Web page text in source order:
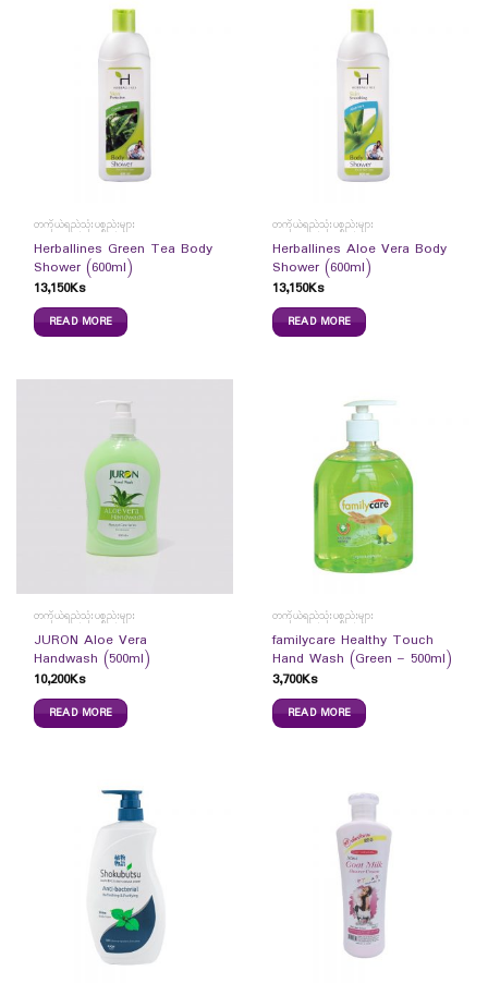
တကိုယ်ရည်သုံးပစ္စည်းများ
Herballines Green Tea Body
Shower (600ml)
13,150Ks
READ MORE
တကိုယ်ရည်သုံးပစ္စည်းများ
Herballines Aloe Vera Body
Shower (600ml)
13,150Ks
READ MORE
တကိုယ်ရည်သုံးပစ္စည်းများ
JURON Aloe Vera
Handwash (500ml)
10,200Ks
READ MORE
တကိုယ်ရည်သုံးပစ္စည်းများ
familycare Healthy Touch
Hand Wash (Green – 500ml)
3,700Ks
READ MORE